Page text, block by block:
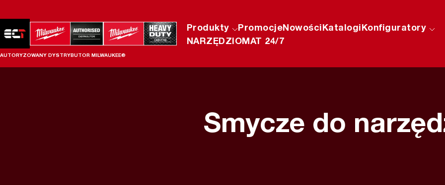
AUTORYZOWANY DYSTRYBUTOR MILWAUKEE®
Produkty PromocjeNowościKatalogiKonfiguratory
NARZĘDZIOMAT 24/7
Smycze do